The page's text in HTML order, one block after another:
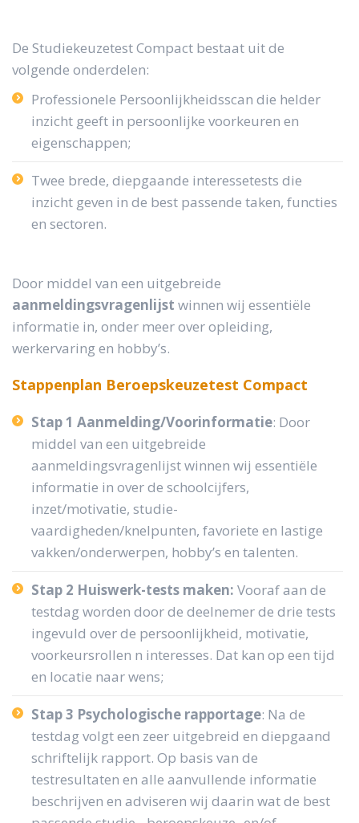
De Studiekeuzetest Compact bestaat uit de
volgende onderdelen:
Professionele Persoonlijkheidsscan die helder
inzicht geeft in persoonlijke voorkeuren en
eigenschappen;
Twee brede, diepgaande interessetests die
inzicht geven in de best passende taken, functies
en sectoren.
Door middel van een uitgebreide
aanmeldingsvragenlijst winnen wij essentiële
informatie in, onder meer over opleiding,
werkervaring en hobby’s.
Stappenplan Beroepskeuzetest Compact
Stap 1 Aanmelding/Voorinformatie: Door
middel van een uitgebreide
aanmeldingsvragenlijst winnen wij essentiële
informatie in over de schoolcijfers,
inzet/motivatie, studie-
vaardigheden/knelpunten, favoriete en lastige
vakken/onderwerpen, hobby’s en talenten.
Stap 2 Huiswerk-tests maken: Vooraf aan de
testdag worden door de deelnemer de drie tests
ingevuld over de persoonlijkheid, motivatie,
voorkeursrollen n interesses. Dat kan op een tijd
en locatie naar wens;
Stap 3 Psychologische rapportage: Na de
testdag volgt een zeer uitgebreid en diepgaand
schriftelijk rapport. Op basis van de
testresultaten en alle aanvullende informatie
beschrijven en adviseren wij daarin wat de best